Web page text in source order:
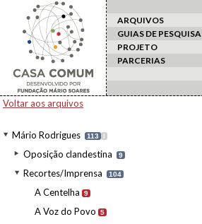
ARQUIVOS
GUIAS DE PESQUISA
PROJETO
PARCERIAS
Voltar aos arquivos
Mário Rodrigues 113 I
Oposição clandestina 9
Recortes/Imprensa 104
A Centelha 9
A Voz do Povo 5